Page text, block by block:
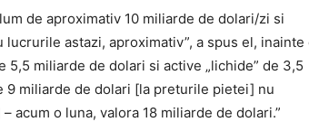
de aproximativ 10 miliarde de dolari/zi si
astazi, aproximativ”, a spus el, inainte
5,5 miliarde de dolari si active „lichide” de 3,5
9 miliarde de dolari [la preturile pietei] nu
acum o luna, valora 18 miliarde de dolari.”